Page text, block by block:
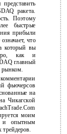
ракета.
Поэтому
быстрые
прибыли
что
который вы
как и
главный
рынком.
фьючерсов
на
Чикагской
моим
и опытным